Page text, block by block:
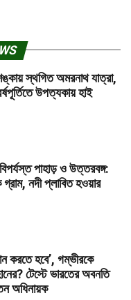
স্থগিত অমরনাথ যাত্রা,
উপত্যকায় হাই
বিপর্যস্ত পাহাড় ও উত্তরবঙ্গ:
গ্রাম, নদী প্লাবিত হওয়ার
করতে হবে’, গম্ভীরকে
টেস্টে ভারতের অবনতি
অধিনায়ক